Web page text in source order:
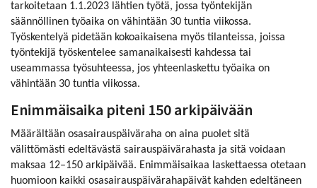
tarkoitetaan 1.1.2023 lähtien työtä, jossa työntekijän
säännöllinen työaika on vähintään 30 tuntia viikossa.
Työskentelyä pidetään kokoaikaisena myös tilanteissa, joissa
työntekijä työskentelee samanaikaisesti kahdessa tai
useammassa työsuhteessa, jos yhteenlaskettu työaika on
vähintään 30 tuntia viikossa.
Enimmäisaika piteni 150 arkipäivään
Määrältään osasairauspäiväraha on aina puolet sitä
välittömästi edeltävästä sairauspäivärahasta ja sitä voidaan
maksaa 12–150 arkipäivää. Enimmäisaikaa laskettaessa otetaan
huomioon kaikki osasairauspäivärahapäivät kahden edeltäneen